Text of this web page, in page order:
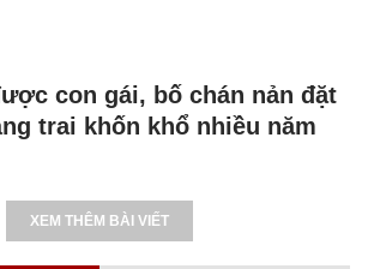
con gái, bố chán nản đặt
trai khốn khổ nhiều năm
XEM THÊM BÀI VIẾT